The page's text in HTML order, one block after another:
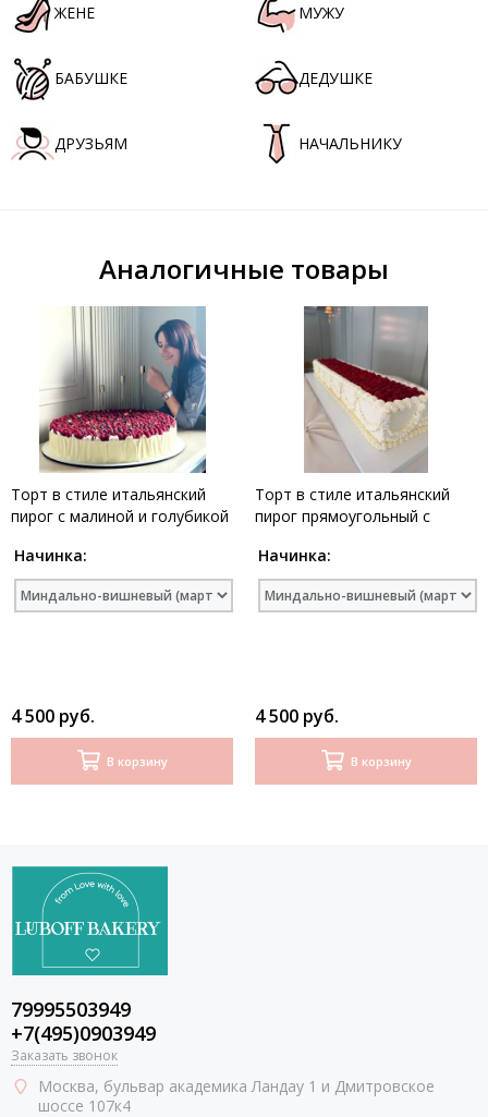
ЖЕНЕ МУЖУ
БАБУШКЕ ДЕДУШКЕ
ДРУЗЬЯМ НАЧАЛЬНИКУ
Аналогичные товары
Торт в стиле итальянский
пирог с малиной и голубикой
Начинка:
4 500 руб.
В корзину
Торт в стиле итальянский
пирог прямоугольный с
Начинка:
4 500 руб.
В корзину
79995503949
+7(495)0903949
Заказать звонок
Москва, бульвар академика Ландау 1 и Дмитровское
шоссе 107к4